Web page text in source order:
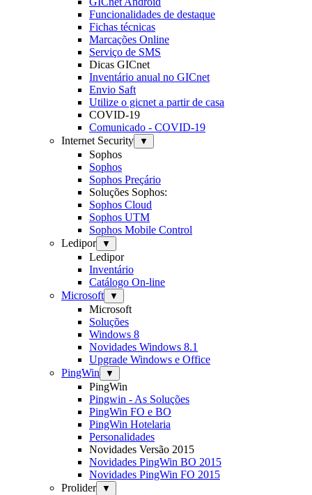
Funcionalidades de destaque
Fichas técnicas
Marcações Online
Serviço de SMS
Dicas GICnet
Inventário anual no GICnet
Envio Saft
Utilize o gicnet a partir de casa
COVID-19
Comunicado - COVID-19
Internet Security
▼
Sophos
Sophos
Sophos Preçário
Soluções Sophos:
Sophos Cloud
Sophos UTM
Sophos Mobile Control
Ledipor
▼
Ledipor
Inventário
Catálogo On-line
Microsoft
▼
Microsoft
Soluções
Windows 8
Novidades Windows 8.1
Upgrade Windows e Office
PingWin
▼
PingWin
Pingwin - As Soluções
PingWin FO e BO
PingWin Hotelaria
Personalidades
Novidades Versão 2015
Novidades PingWin BO 2015
Novidades PingWin FO 2015
Prolider
▼